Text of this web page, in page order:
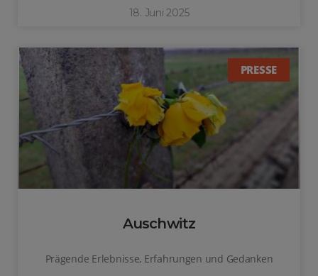
18. Juni 2025
PRESSE
Auschwitz
Prägende Erlebnisse, Erfahrungen und Gedanken